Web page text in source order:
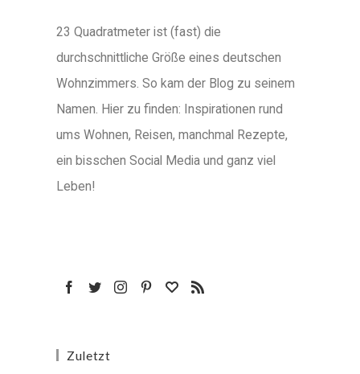
23 Quadratmeter ist (fast) die
durchschnittliche Größe eines deutschen
Wohnzimmers. So kam der Blog zu seinem
Namen. Hier zu finden: Inspirationen rund
ums Wohnen, Reisen, manchmal Rezepte,
ein bisschen Social Media und ganz viel
Leben!
Zuletzt